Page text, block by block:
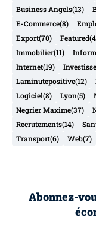
Business Angels(13)
E-Commerce(8)
Export(70) Featured
Immobilier(11)
Internet(19)
Laminutepositive(12)
Logiciel(8) Lyon(5)
Negrier Maxime(37)
Recrutements(14)
Transport(6) Web(7)
Abonnez-